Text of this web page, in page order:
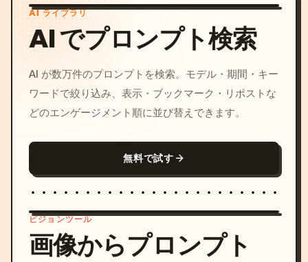
AI ライブラリ
AI でプロンプト検索
AI が数万件のプロンプトを検索。モデル・期間・キー
ワードで絞り込み、表示・ブックマーク・リポストな
どのエンゲージメント順に並び替えできます。
無料で試す
ビジョンツール
画像からプロンプト